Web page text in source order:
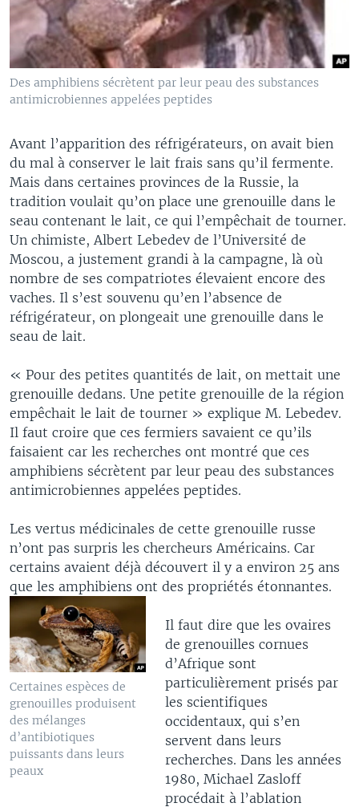
Des amphibiens sécrètent par leur peau des substances
antimicrobiennes appelées peptides
Avant l’apparition des réfrigérateurs, on avait bien
du mal à conserver le lait frais sans qu’il fermente.
Mais dans certaines provinces de la Russie, la
tradition voulait qu’on place une grenouille dans le
seau contenant le lait, ce qui l’empêchait de tourner.
Un chimiste, Albert Lebedev de l’Université de
Moscou, a justement grandi à la campagne, là où
nombre de ses compatriotes élevaient encore des
vaches. Il s’est souvenu qu’en l’absence de
réfrigérateur, on plongeait une grenouille dans le
seau de lait.
« Pour des petites quantités de lait, on mettait une
grenouille dedans. Une petite grenouille de la région
empêchait le lait de tourner » explique M. Lebedev.
Il faut croire que ces fermiers savaient ce qu’ils
faisaient car les recherches ont montré que ces
amphibiens sécrètent par leur peau des substances
antimicrobiennes appelées peptides.
Les vertus médicinales de cette grenouille russe
n’ont pas surpris les chercheurs Américains. Car
certains avaient déjà découvert il y a environ 25 ans
que les amphibiens ont des propriétés étonnantes.
Certaines espèces de
grenouilles produisent
des mélanges
d’antibiotiques
puissants dans leurs
peaux
Il faut dire que les ovaires
de grenouilles cornues
d’Afrique sont
particulièrement prisés par
les scientifiques
occidentaux, qui s’en
servent dans leurs
recherches. Dans les années
1980, Michael Zasloff
procédait à l’ablation